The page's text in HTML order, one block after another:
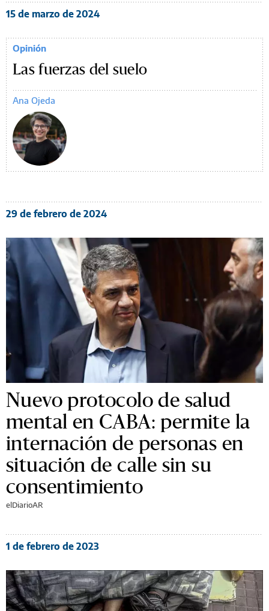
15 de marzo de 2024
Opinión
Las fuerzas del suelo
Ana Ojeda
29 de febrero de 2024
Nuevo protocolo de salud
mental en CABA: permite la
internación de personas en
situación de calle sin su
consentimiento
elDiarioAR
1 de febrero de 2023